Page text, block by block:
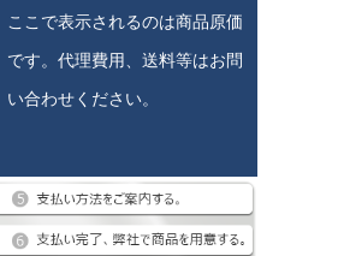
ここで表示されるのは商品原価
です。代理費用、送料等はお問
い合わせください。